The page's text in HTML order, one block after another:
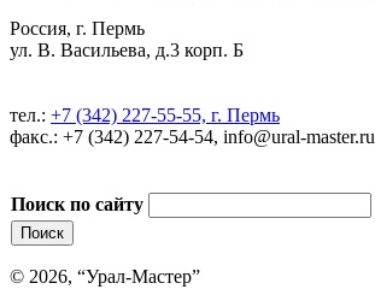
Россия, г. Пермь
ул. В. Васильева, д.3 корп. Б
тел.: +7 (342) 227-55-55, г. Пермь
факс.: +7 (342) 227-54-54, info@ural-master.ru
Поиск по сайту
© 2026, “Урал-Мастер”